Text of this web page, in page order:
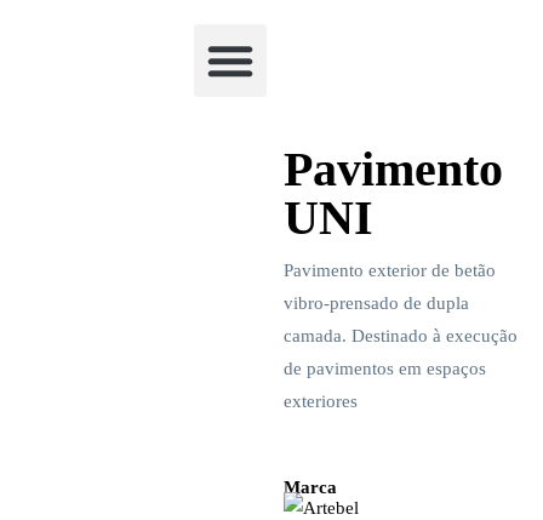
Pavimento
UNI
Pavimento exterior de betão
vibro-prensado de dupla
camada. Destinado à execução
de pavimentos em espaços
exteriores
Marca